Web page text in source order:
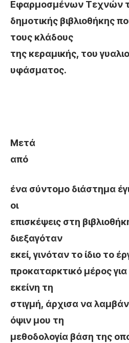
Εφαρμοσμένων Τεχνών
δημοτικής βιβλιοθήκης
τους κλάδους
της κεραμικής, του
υφάσματος.
Μετά
από
ένα σύντομο διάστημα
οι
επισκέψεις στη
διεξαγόταν
εκεί, γινόταν το ίδιο το
προκαταρκτικό μέρος
εκείνη τη
στιγμή, άρχισα να
όψιν μου τη
μεθοδολογία βάση της